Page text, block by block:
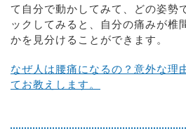
て自分で動かしてみて、どの姿勢
ックしてみると、自分の痛みが椎
かを見分けることができます。
なぜ人は腰痛になるの？意外な理
てお教えします。